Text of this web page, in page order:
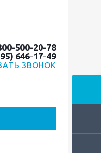
500-20-78
646-17-49
ЗВОНОК